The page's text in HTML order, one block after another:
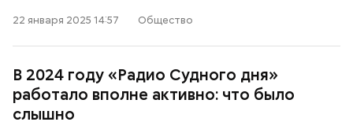
22 января 2025 14:57 Общество
В 2024 году «Радио Судного дня»
работало вполне активно: что было
слышно